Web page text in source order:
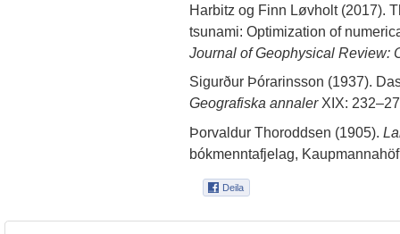
Harbitz og Finn Løvholt (2017).
tsunami: Optimization of
Journal of Geophysical Review:
Sigurður Þórarinsson (1937).
Geografiska annalerXIX:
Þorvaldur Thoroddsen (1905).
bókmenntafjelag,